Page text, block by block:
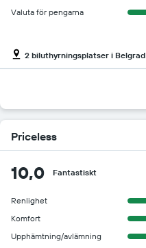
Valuta för pengarna
2 biluthyrningsplatser i Belgrad
Priceless
10,0 Fantastiskt
Renlighet
Komfort
Upphämtning/avlämning